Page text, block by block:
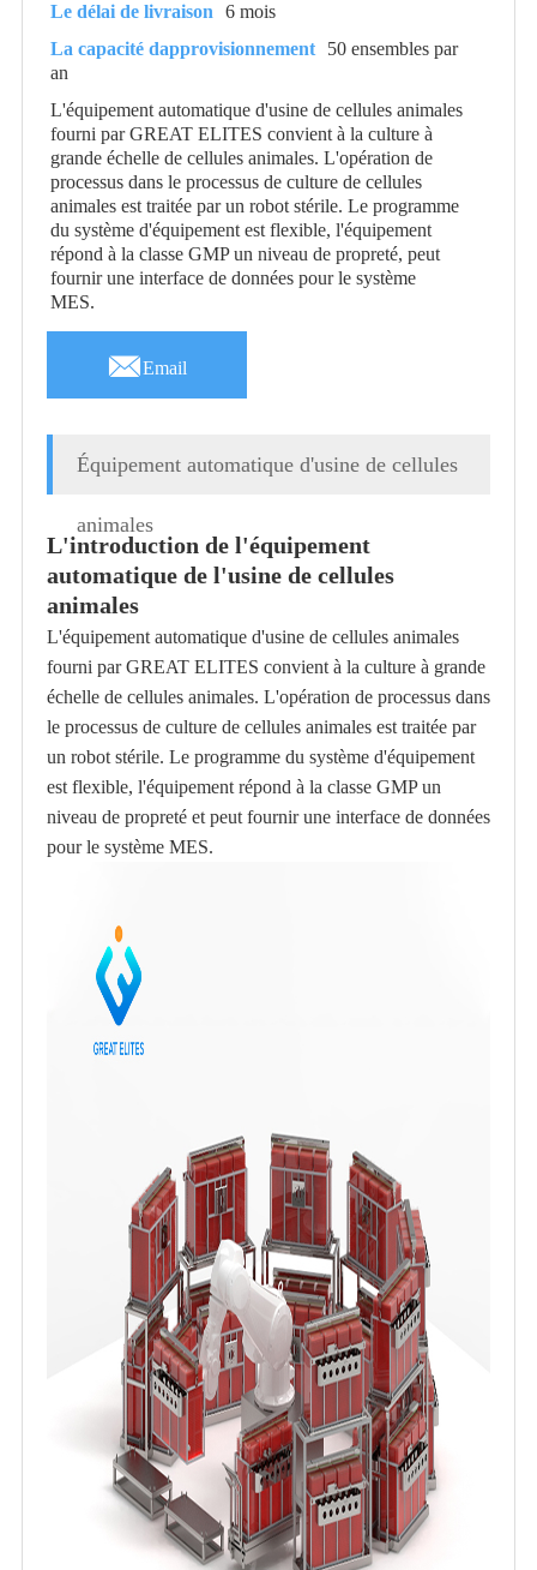
Le délai de livraison
6 mois
La capacité dapprovisionnement
50 ensembles par
an
L'équipement automatique d'usine de cellules animales
fourni par GREAT ELITES convient à la culture à
grande échelle de cellules animales. L'opération de
processus dans le processus de culture de cellules
animales est traitée par un robot stérile. Le programme
du système d'équipement est flexible, l'équipement
répond à la classe GMP un niveau de propreté, peut
fournir une interface de données pour le système
MES.
Email
Équipement automatique d'usine de cellules
animales
L'introduction de l'équipement
automatique de l'usine de cellules
animales
L'équipement automatique d'usine de cellules animales
fourni par GREAT ELITES convient à la culture à grande
échelle de cellules animales. L'opération de processus dans
le processus de culture de cellules animales est traitée par
un robot stérile. Le programme du système d'équipement
est flexible, l'équipement répond à la classe GMP un
niveau de propreté et peut fournir une interface de données
pour le système MES.